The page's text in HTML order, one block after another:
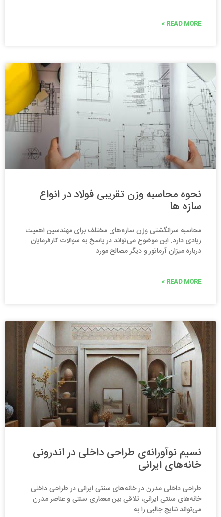
READ MORE »
نحوه محاسبه وزن تقریبی فولاد در انواع
سازه ها
محاسبه سرانگشتی وزن سازه‌های مختلف برای مهندسین اهمیت
زیادی دارد. این موضوع می‌تواند در پاسخ به سوالات کارفرمایان
درباره میزان آرماتور و دیگر مصالح مورد
READ MORE »
نسیم نوآورانه‌ی طراحی داخلی در اندرونی
خانه‌های ایرانی
طراحی داخلی مدرن در خانه‌های سنتی ایرانی در طراحی داخلی
خانه‌های سنتی ایرانی، تلاقی بین معماری سنتی و عناصر مدرن
می‌تواند نتایج جالبی را به